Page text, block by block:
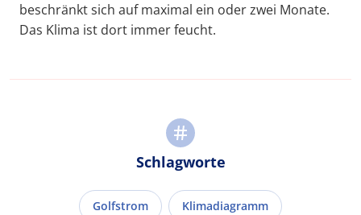
beschränkt sich auf maximal ein oder zwei Monate.
Das Klima ist dort immer feucht.
Schlagworte
Golfstrom Klimadiagramm